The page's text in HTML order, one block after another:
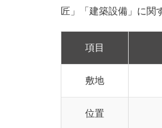
匠」「建築設備」に関
項目
敷地
位置